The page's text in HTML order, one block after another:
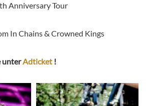
Anniversary Tour
In Chains & Crowned Kings
unterAdticket !